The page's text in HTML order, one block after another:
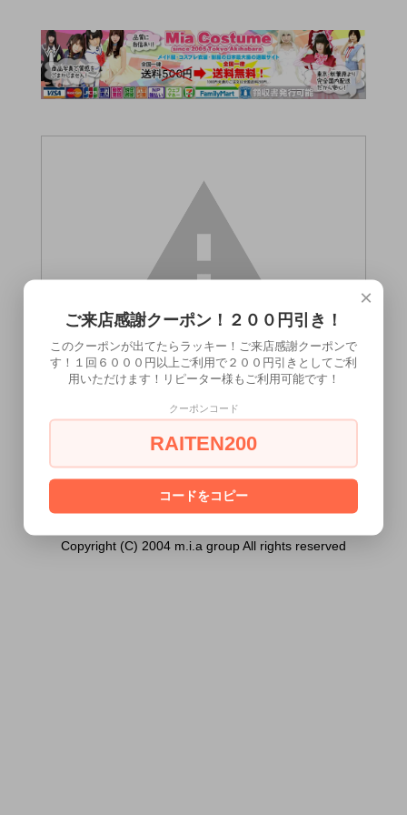
ません。
あなたは18歳以上ですか？
[ はい ] [ いいえ ]
Copyright (C) 2004 m.i.a group All rights reserved
×
ご来店感謝クーポン！２００円引き！
このクーポンが出てたらラッキー！ご来店感謝クーポンで
す！１回６０００円以上ご利用で２００円引きとしてご利
用いただけます！リピーター様もご利用可能です！
クーポンコード
RAITEN200
コードをコピー